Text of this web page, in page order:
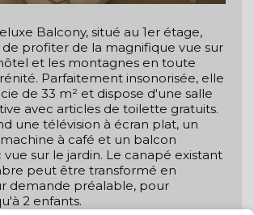
Balcony, situé au 1er étage,
profiter de la magnifique vue sur
et les montagnes en toute
Parfaitement insonorisée, elle
de 33 m² et dispose d'une salle
avec articles de toilette gratuits.
une télévision à écran plat, un
à café et un balcon
sur le jardin. Le canapé existant
peut être transformé en
demande préalable, pour
2 enfants.